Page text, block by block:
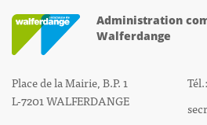
Administration
Walferdange
Place de la Mairie, B.P. 1
L-7201 WALFERDANGE